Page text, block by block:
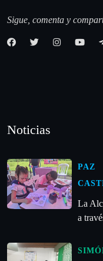
Sigue, comenta y
Noticias
PAZ
La
a